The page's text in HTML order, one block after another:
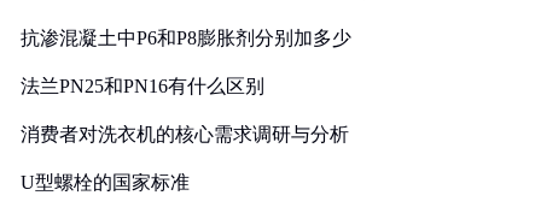
抗渗混凝土中P6和P8膨胀剂分别加多少
法兰PN25和PN16有什么区别
消费者对洗衣机的核心需求调研与分析
U型螺栓的国家标准